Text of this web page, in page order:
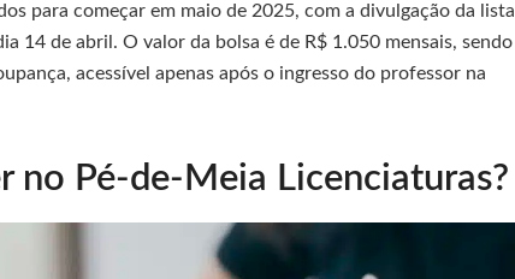
para começar em maio de 2025, com a divulgação da lista
14 de abril. O valor da bolsa é de R$ 1.050 mensais, sendo
acessível apenas após o ingresso do professor na
no Pé-de-Meia Licenciaturas?